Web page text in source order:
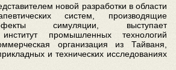
новой разработки в области
систем, производящие
симуляции, выступает
институт промышленных технологий
организация из Тайваня,
и технических исследованиях